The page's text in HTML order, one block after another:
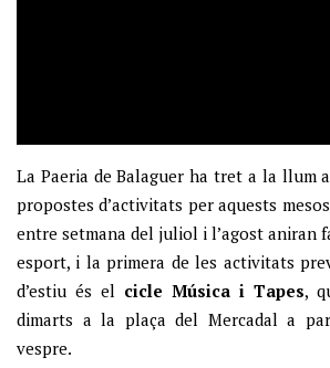
La Paeria de Balaguer ha tret a la llum
propostes d’activitats per aquests
entre setmana del juliol i l’agost aniran
esport, i la primera de les activitats
d’estiu és el cicle Música i Tapes,
dimarts a la plaça del Mercadal a
vespre.